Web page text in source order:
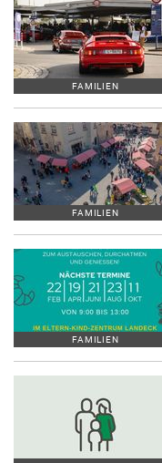
FAMILIEN
FAMILIEN
FAMILIEN